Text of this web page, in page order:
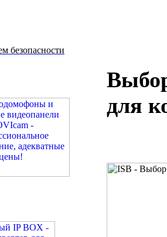
безопасности
для